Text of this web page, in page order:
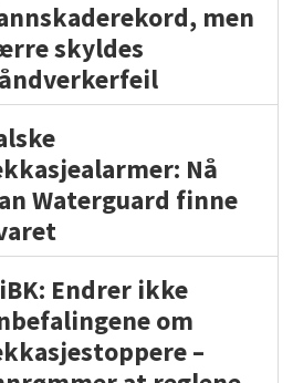
men
skyldes
Nå
Waterguard finne
Endrer ikke
om
–